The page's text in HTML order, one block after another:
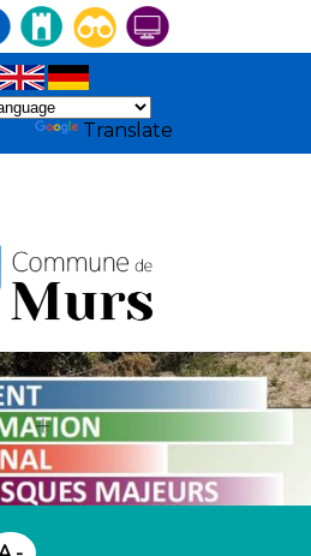
Translate